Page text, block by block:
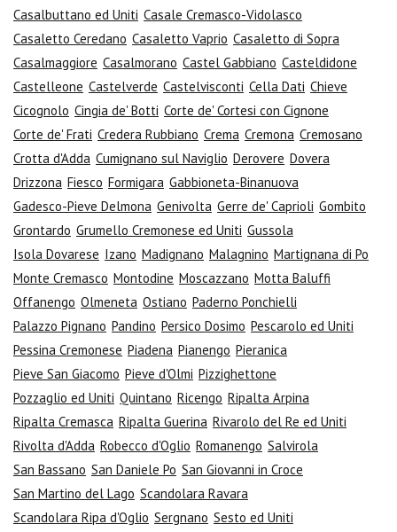
Casalbuttano ed Uniti Casale Cremasco-Vidolasco
Casaletto Ceredano Casaletto Vaprio Casaletto di Sopra
Casalmaggiore Casalmorano Castel Gabbiano Casteldidone
Castelleone Castelverde Castelvisconti Cella Dati Chieve
Cicognolo Cingia de' Botti Corte de' Cortesi con Cignone
Corte de' Frati Credera Rubbiano Crema Cremona Cremosano
Crotta d'Adda Cumignano sul Naviglio Derovere Dovera
Drizzona Fiesco Formigara Gabbioneta-Binanuova
Gadesco-Pieve Delmona Genivolta Gerre de' Caprioli Gombito
Grontardo Grumello Cremonese ed Uniti Gussola
Isola Dovarese Izano Madignano Malagnino Martignana di Po
Monte Cremasco Montodine Moscazzano Motta Baluffi
Offanengo Olmeneta Ostiano Paderno Ponchielli
Palazzo Pignano Pandino Persico Dosimo Pescarolo ed Uniti
Pessina Cremonese Piadena Pianengo Pieranica
Pieve San Giacomo Pieve d'Olmi Pizzighettone
Pozzaglio ed Uniti Quintano Ricengo Ripalta Arpina
Ripalta Cremasca Ripalta Guerina Rivarolo del Re ed Uniti
Rivolta d'Adda Robecco d'Oglio Romanengo Salvirola
San Bassano San Daniele Po San Giovanni in Croce
San Martino del Lago Scandolara Ravara
Scandolara Ripa d'Oglio Sergnano Sesto ed Uniti